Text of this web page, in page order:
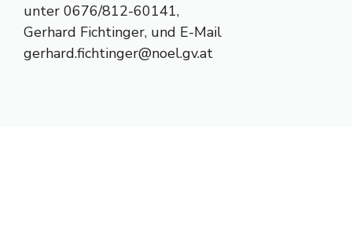
unter 0676/812-60141,
Gerhard Fichtinger, und E-Mail
gerhard.fichtinger@noel.gv.at